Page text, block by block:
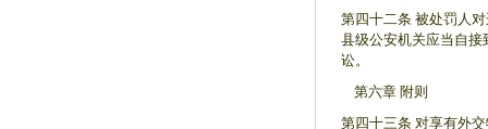
第四十二条 被处罚人
县级公安机关应当自
讼。
第六章 附则
第四十三条 对享有外